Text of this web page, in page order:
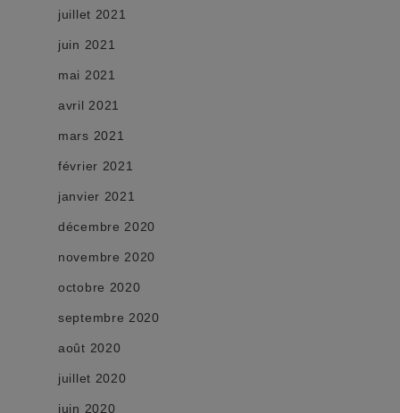
juillet 2021
juin 2021
mai 2021
avril 2021
mars 2021
février 2021
janvier 2021
décembre 2020
novembre 2020
octobre 2020
septembre 2020
août 2020
juillet 2020
juin 2020